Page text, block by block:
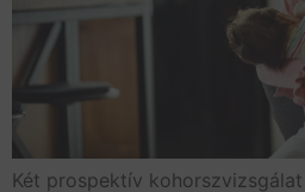
Két prospektív